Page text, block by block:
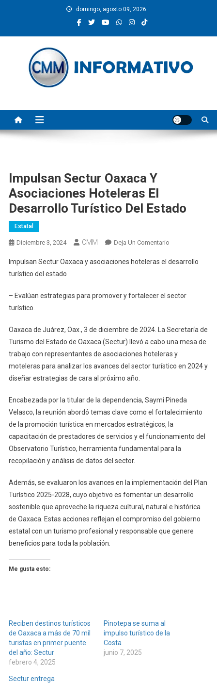
domingo, agosto 09, 2026
Impulsan Sectur Oaxaca Y
Asociaciones Hoteleras El
Desarrollo Turístico Del Estado
Estatal
Diciembre 3, 2024 CMM Deja Un ComentarioEn
Sectur
Asociaciones
Desarrollo
Turístico
Del
Estado
Impulsan Sectur Oaxaca y asociaciones hoteleras el desarrollo
turístico del estado
– Evalúan estrategias para promover y fortalecer el sector
turístico.
Oaxaca de Juárez, Oax., 3 de diciembre de 2024. La Secretaría de
Turismo del Estado de Oaxaca (Sectur) llevó a cabo una mesa de
trabajo con representantes de asociaciones hoteleras y
moteleras para analizar los avances del sector turístico en 2024 y
diseñar estrategias de cara al próximo año.
Encabezada por la titular de la dependencia, Saymi Pineda
Velasco, la reunión abordó temas clave como el fortalecimiento
de la promoción turística en mercados estratégicos, la
capacitación de prestadores de servicios y el funcionamiento del
Observatorio Turístico, herramienta fundamental para la
recopilación y análisis de datos del sector.
Además, se evaluaron los avances en la implementación del Plan
Turístico 2025-2028, cuyo objetivo es fomentar un desarrollo
sostenible que aproveche la riqueza cultural, natural e histórica
de Oaxaca. Estas acciones reflejan el compromiso del gobierno
estatal con un turismo profesional y responsable que genere
beneficios para toda la población.
Me gusta esto:
Reciben destinos turísticos
de Oaxaca a más de 70 mil
turistas en primer puente
del año: Sectur
febrero 4, 2025
Pinotepa se suma al
impulso turístico de la
Costa
junio 7, 2025
Sectur entrega